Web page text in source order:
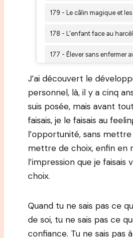
J’ai découvert le
personnel, là, il y a cinq
suis posée, mais avant
faisais, je le faisais au
l’opportunité, sans
mettre de choix, enfin en
l’impression que je faisais
choix.
Quand tu ne sais pas ce
de soi, tu ne sais pas ce
confiance. Tu ne sais pas